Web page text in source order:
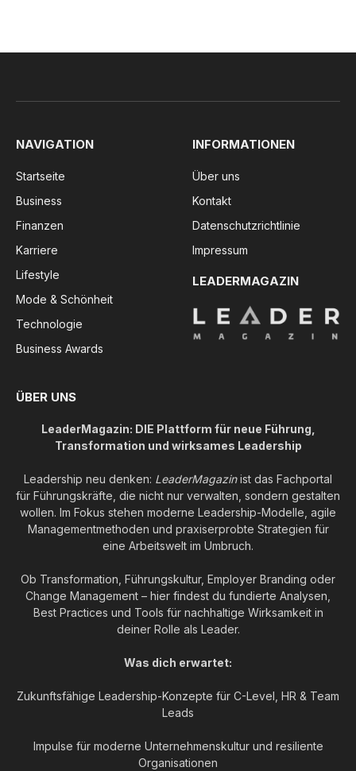
NAVIGATION
Startseite
Business
Finanzen
Karriere
Lifestyle
Mode & Schönheit
Technologie
Business Awards
INFORMATIONEN
Über uns
Kontakt
Datenschutzrichtlinie
Impressum
LEADERMAGAZIN
ÜBER UNS
LeaderMagazin: DIE Plattform für neue Führung,
Transformation und wirksames Leadership
Leadership neu denken: LeaderMagazinist das Fachportal
für Führungskräfte, die nicht nur verwalten, sondern gestalten
wollen. Im Fokus stehen moderne Leadership-Modelle, agile
Managementmethoden und praxiserprobte Strategien für
eine Arbeitswelt im Umbruch.
Ob Transformation, Führungskultur, Employer Branding oder
Change Management – hier findest du fundierte Analysen,
Best Practices und Tools für nachhaltige Wirksamkeit in
deiner Rolle als Leader.
Was dich erwartet:
Zukunftsfähige Leadership-Konzepte für C-Level, HR & Team
Leads
Impulse für moderne Unternehmenskultur und resiliente
Organisationen